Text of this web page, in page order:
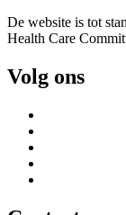
De website is tot
Health Care
Volg ons